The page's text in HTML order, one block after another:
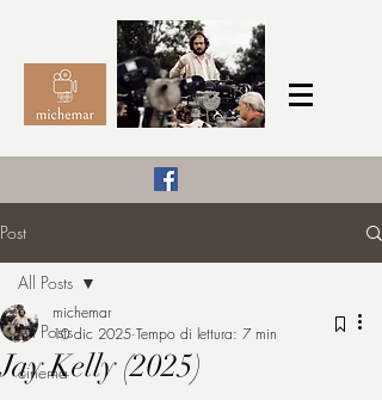
michemar
Post
All Posts
cinema
All Posts
Jay Kelly (2025)
michemar
10 dic 2025 Tempo di lettura: 7 min